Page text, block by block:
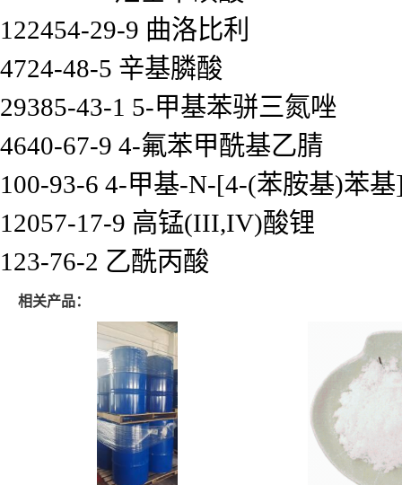
122454-29-9 曲洛比利
4724-48-5 辛基膦酸
29385-43-1 5-甲基苯骈三氮唑
4640-67-9 4-氟苯甲酰基乙腈
100-93-6 4-甲基-N-[4-(苯胺基)苯
12057-17-9 高锰(III,IV)酸锂
123-76-2 乙酰丙酸
相关产品：